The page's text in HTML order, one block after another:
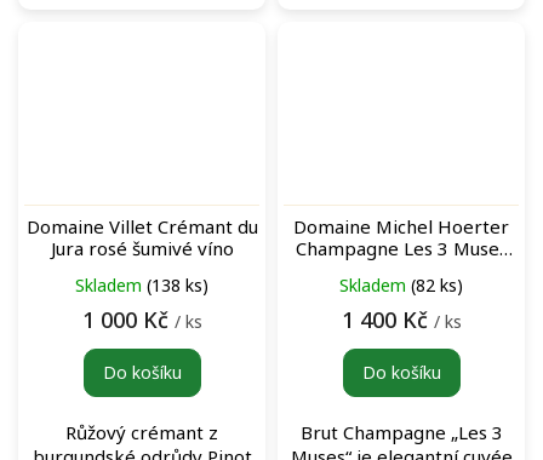
Domaine Villet Crémant du
Jura rosé šumivé víno
Skladem (138 ks)
1 000 Kč / ks
Do košíku
Růžový crémant z
Domaine Michel Hoerter
Champagne Les 3 Muses
Skladem (82 ks)
1 400 Kč / ks
Do košíku
Brut Champagne „Les 3